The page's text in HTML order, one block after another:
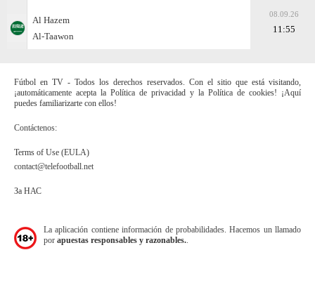
Al Hazem
Al-Taawon
08.09.26
11:55
Fútbol en TV - Todos los derechos reservados. Con el sitio que está visitando,
¡automáticamente acepta la Política de privacidad y la Política de cookies! ¡Aquí
puedes familiarizarte con ellos!
Contáctenos:
Terms of Use (EULA)
contact@telefootball.net
За НАС
La aplicación contiene información de probabilidades. Hacemos un llamado
por apuestas responsables y razonables.